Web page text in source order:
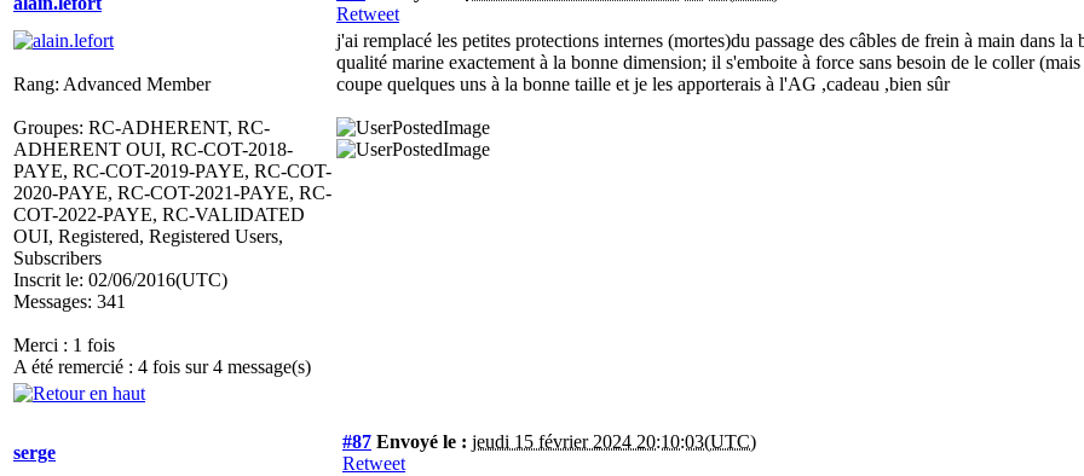
Retweet
Rang: Advanced Member
Groupes: RC-ADHERENT, RC-
ADHERENT OUI, RC-COT-2018-
PAYE, RC-COT-2019-PAYE, RC-COT-
2020-PAYE, RC-COT-2021-PAYE, RC-
COT-2022-PAYE, RC-VALIDATED
OUI, Registered, Registered Users,
Subscribers
Inscrit le: 02/06/2016(UTC)
Messages: 341
Merci : 1 fois
A été remercié : 4 fois sur 4 message(s)
j'ai remplacé les petites protections internes (mortes)du passage des câbles de frein à main dans
qualité marine exactement à la bonne dimension; il s'emboite à force sans besoin de le coller
coupe quelques uns à la bonne taille et je les apporterais à l'AG ,cadeau ,bien sûr
serge
#87 Envoyé le : jeudi 15 février 2024 20:10:03(UTC)
Retweet